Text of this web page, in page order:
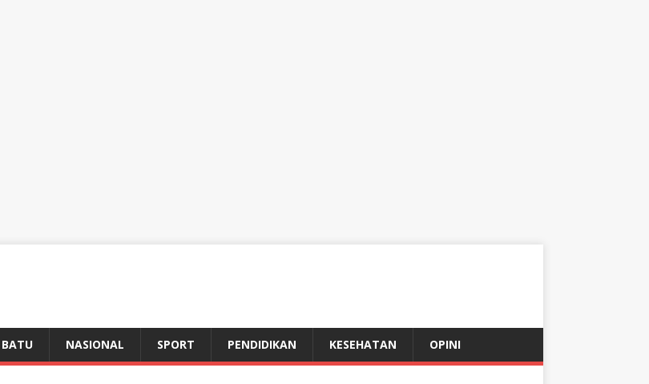
BATU NASIONAL SPORT PENDIDIKAN KESEHATAN OPINI